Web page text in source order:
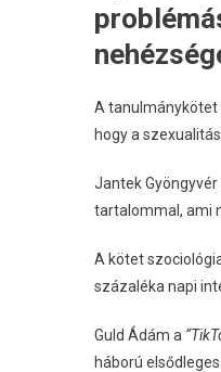
A tanulmánykötet
hogy a
Jantek
tartalommal, ami
A kötet
százaléka napi
Guld Ádám a
háború